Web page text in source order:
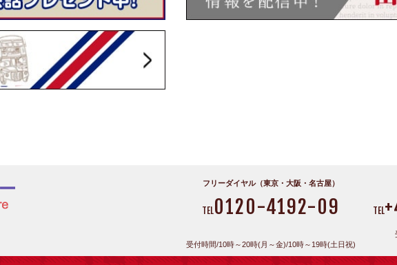
フリーダイヤル（東京・大阪・名古屋）
TEL0120-4192-09
受付時間/10時～20時(月～金)/10時～19時(土日祝)
TEL